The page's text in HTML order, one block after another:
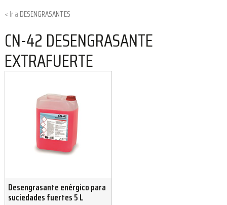
DESENGRASANTES
CN-42 DESENGRASANTE
EXTRAFUERTE
Desengrasante enérgico para
suciedades fuertes 5 L